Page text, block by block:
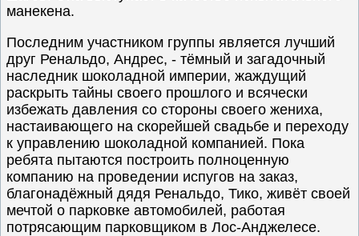
манекена.
Последним участником группы является лучший
друг Ренальдо, Андрес, - тёмный и загадочный
наследник шоколадной империи, жаждущий
раскрыть тайны своего прошлого и всячески
избежать давления со стороны своего жениха,
настаивающего на скорейшей свадьбе и переходу
к управлению шоколадной компанией. Пока
ребята пытаются построить полноценную
компанию на проведении испугов на заказ,
благонадёжный дядя Ренальдо, Тико, живёт своей
мечтой о парковке автомобилей, работая
потрясающим парковщиком в Лос-Анджелесе.